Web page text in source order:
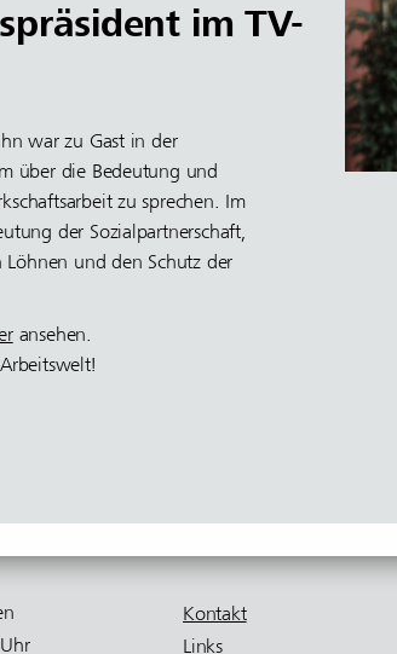
im TV-
war zu Gast in der
über die Bedeutung und
zu sprechen. Im
der Sozialpartnerschaft,
Löhnen und den Schutz der
ansehen.
Kontakt
Links